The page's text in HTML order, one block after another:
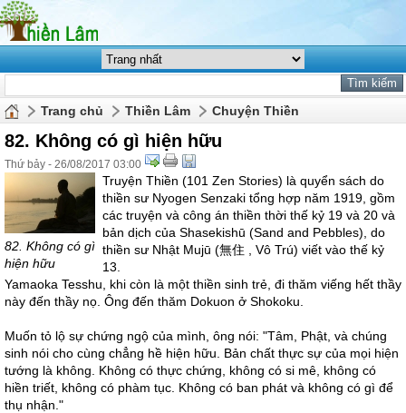
Trang chủ Thiền Lâm Chuyện Thiền
82. Không có gì hiện hữu
Thứ bảy - 26/08/2017 03:00
82. Không có gì
hiện hữu
Truyện Thiền (101 Zen Stories) là quyển sách do
thiền sư Nyogen Senzaki tổng hợp năm 1919, gồm
các truyện và công án thiền thời thế kỷ 19 và 20 và
bản dịch của Shasekishū (Sand and Pebbles), do
thiền sư Nhật Mujū (無住 , Vô Trú) viết vào thế kỷ
13.
Yamaoka Tesshu, khi còn là một thiền sinh trẻ, đi thăm viếng hết thầy
này đến thầy nọ. Ông đến thăm Dokuon ở Shokoku.
Muốn tỏ lộ sự chứng ngộ của mình, ông nói: "Tâm, Phật, và chúng
sinh nói cho cùng chẳng hề hiện hữu. Bản chất thực sự của mọi hiện
tướng là không. Không có thực chứng, không có si mê, không có
hiền triết, không có phàm tục. Không có ban phát và không có gì để
thụ nhận."